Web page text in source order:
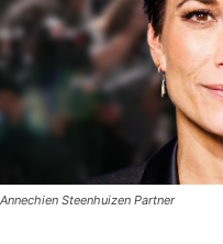
Annechien Steenhuizen Partner